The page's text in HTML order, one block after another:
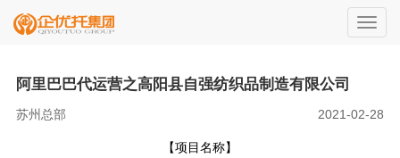
切
阿里巴巴代运营之高阳县自强纺织品制造有限公司
苏州总部 2021-02-28
【项目名称】